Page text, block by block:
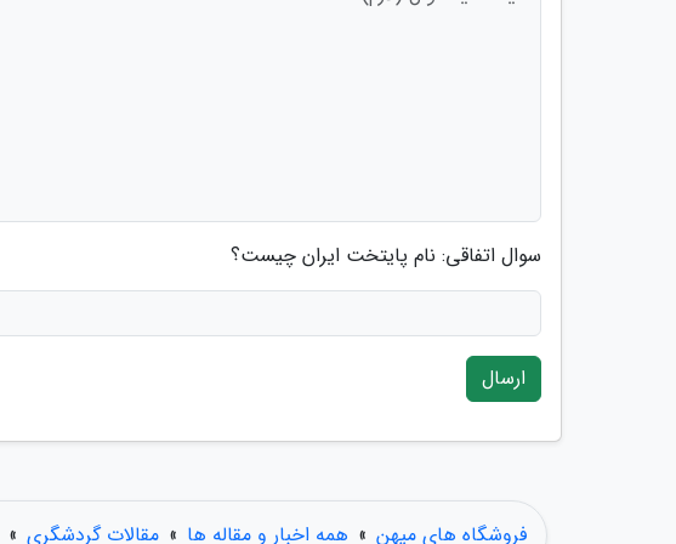
سوال اتفاقی: نام پایتخت ایران چیست؟
ارسال
فروشگاه های میهن » همه اخبار و مقاله ها » مقالات گردشگری »